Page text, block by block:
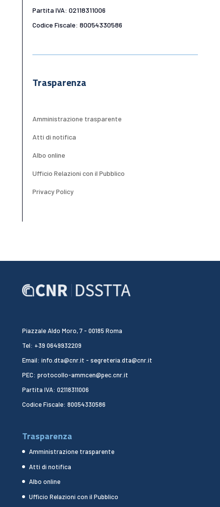
Partita IVA: 02118311006
Codice Fiscale: 80054330586
Trasparenza
Amministrazione trasparente
Atti di notifica
Albo online
Ufficio Relazioni con il Pubblico
Privacy Policy
Piazzale Aldo Moro, 7 - 00185 Roma
Tel: +39 0649932209
Email: info.dta@cnr.it - segreteria.dta@cnr.it
PEC: protocollo-ammcen@pec.cnr.it
Partita IVA: 02118311006
Codice Fiscale: 80054330586
Trasparenza
Amministrazione trasparente
Atti di notifica
Albo online
Ufficio Relazioni con il Pubblico